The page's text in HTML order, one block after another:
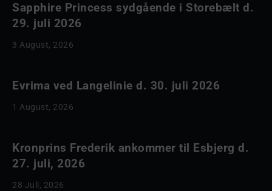
Sapphire Princess sydgående i Storebælt d.
29. juli 2026
3 August, 2026
Evrima ved Langelinie d. 30. juli 2026
1 August, 2026
Kronprins Frederik ankommer til Esbjerg d.
27. juli, 2026
28 Juli, 2026